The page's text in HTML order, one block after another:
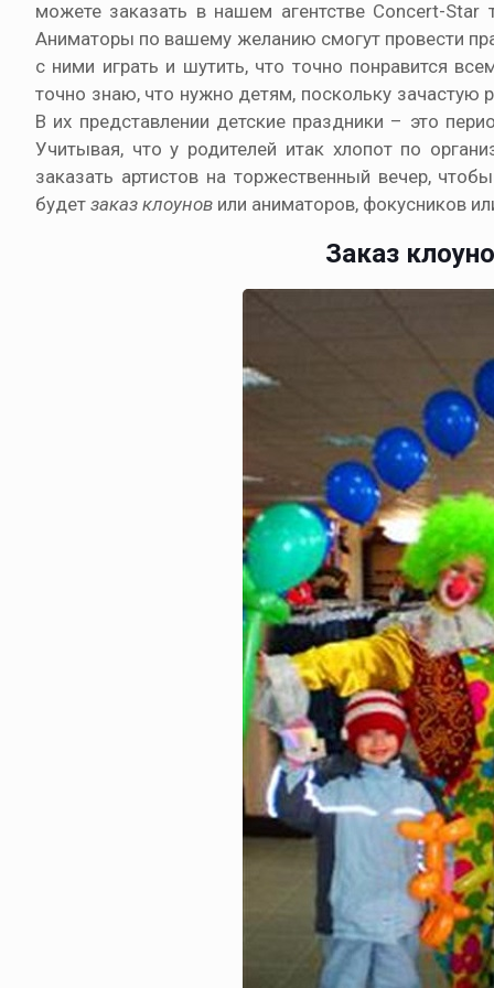
можете заказать в нашем агентстве Concert-
Аниматоры по вашему желанию смогут провести
с ними играть и шутить, что точно понравится
точно знаю, что нужно детям, поскольку зачастую
В их представлении детские праздники – это
Учитывая, что у родителей итак хлопот по
заказать артистов на торжественный вечер,
будет заказ клоуновили аниматоров, фокусников
Заказ